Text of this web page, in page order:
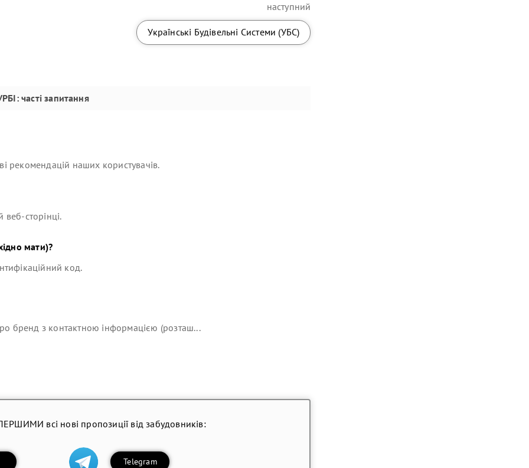
наступний
Українські Будівельні Системи (УБС)
: часті запитання
рекомендацій наших користувачів.
веб-сторінці.
мати)?
код.
бренд з контактною інформацією (розташ...
всі нові пропозиції від забудовників:
Telegram